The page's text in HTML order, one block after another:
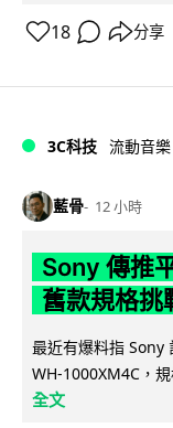
18 分享
3C科技 流動音樂
藍骨 12 小時
Sony 傳推
舊款規格挑
最近有爆料指 Sony
WH-1000XM4C，
全文